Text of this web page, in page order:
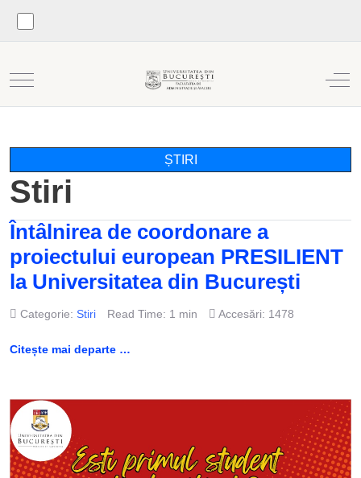
Mobile Menu Toggle Off-
ȘTIRI
Stiri
Întâlnirea de coordonare a
proiectului european PRESILIENT
la Universitatea din București
Categorie: Stiri Read Time: 1 min Accesări: 1478
Citește mai departe …